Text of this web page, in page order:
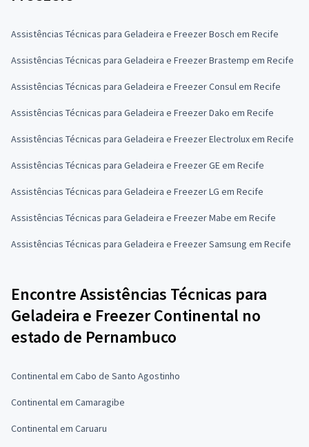
Assistências Técnicas para Geladeira e Freezer Bosch em Recife
Assistências Técnicas para Geladeira e Freezer Brastemp em Recife
Assistências Técnicas para Geladeira e Freezer Consul em Recife
Assistências Técnicas para Geladeira e Freezer Dako em Recife
Assistências Técnicas para Geladeira e Freezer Electrolux em Recife
Assistências Técnicas para Geladeira e Freezer GE em Recife
Assistências Técnicas para Geladeira e Freezer LG em Recife
Assistências Técnicas para Geladeira e Freezer Mabe em Recife
Assistências Técnicas para Geladeira e Freezer Samsung em Recife
Encontre Assistências Técnicas para
Geladeira e Freezer Continental no
estado de Pernambuco
Continental em Cabo de Santo Agostinho
Continental em Camaragibe
Continental em Caruaru